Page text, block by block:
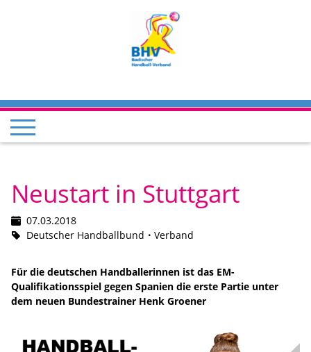
Neustart in Stuttgart
07.03.2018
Deutscher Handballbund
Verband
Für die deutschen Handballerinnen ist das EM-
Qualifikationsspiel gegen Spanien die erste Partie unter
dem neuen Bundestrainer Henk Groener